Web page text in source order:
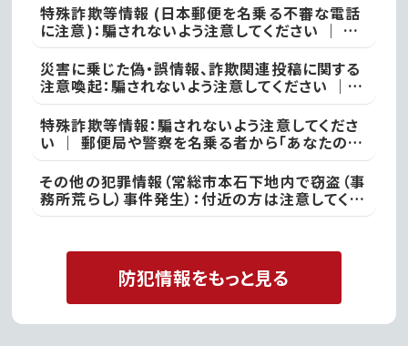
特殊詐欺等情報 (日本郵便を名乗る不審な電話
に注意)：騙されないよう注意してください ｜ ●
本日、竜ケ崎警察署
災害に乗じた偽・誤情報、詐欺関連投稿に関する
注意喚起：騙されないよう注意してください ｜
不審な投稿やメール等で不安を感じた際は、最寄
りの警察署
特殊詐欺等情報：騙されないよう注意してくださ
い ｜ 郵便局や警察を名乗る者から「あなたの名
義の郵便物が」や「あなた名義の口座が」などと
いった電話があった際には、決して対応せず、すぐ
に電話を切って取手警察署
その他の犯罪情報（常総市本石下地内で窃盗（事
務所荒らし）事件発生）：付近の方は注意してくだ
さい ｜ 常総警察署
防犯情報をもっと見る